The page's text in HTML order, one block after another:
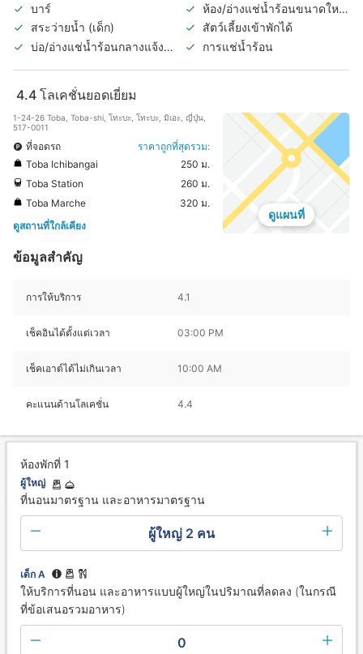
บาร์
ห้อง/อ่างแช่น้ำร้อนขนาดใหญ่
ในร่ม
สระว่ายน้ำ (เด็ก)
สัตว์เลี้ยงเข้าพักได้
บ่อ/อ่างแช่น้ำร้อนกลางแจ้ง
การแช่น้ำร้อน
4.4 โลเคชั่นยอดเยี่ยม
1-24-26 Toba, Toba-shi, โทะบะ, โทะบะ, มิเอะ, ญี่ปุ่น,
517-0011
ที่จอดรถ
ราคาถูกที่สุดรวม:
Toba Ichibangai
250 ม.
Toba Station
260 ม.
Toba Marche
320 ม.
ดูสถานที่ใกล้เคียง
ดูแผนที่
ข้อมูลสำคัญ
การให้บริการ 4.1
เช็คอินได้ตั้งแต่เวลา 03:00 PM
เช็คเอาต์ได้ไม่เกินเวลา 10:00 AM
คะแนนด้านโลเคชั่น 4.4
ห้องพักที่ 1
ผู้ใหญ่
ที่นอนมาตรฐาน และอาหารมาตรฐาน
ผู้ใหญ่ 2 คน
เด็ก A
ให้บริการที่นอน และอาหารแบบผู้ใหญ่ในปริมาณที่ลดลง (ในกรณี
ที่ข้อเสนอรวมอาหาร)
0